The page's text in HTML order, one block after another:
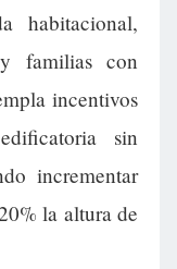
habitacional,
familias con
incentivos
sin
incrementar
la altura de